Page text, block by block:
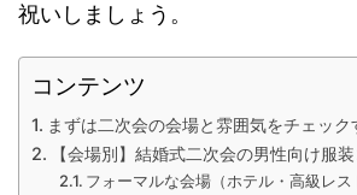
祝いしましょう。
コンテンツ
まずは二次会の会場と雰囲気をチェック
【会場別】結婚式二次会の男性向け服
フォーマルな会場（ホテル・高級レス